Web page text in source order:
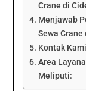
Crane di
Menjawab
Sewa
Kontak
Area
Meliputi: